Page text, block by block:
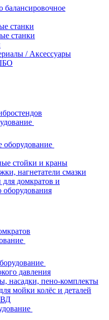
станки
станки
/ Аксессуары
оборудование
стойки и краны
нагнетатели смазки
для домкратов и
оборудования
давления
насадки, пено-комплекты
мойки колёс и деталей